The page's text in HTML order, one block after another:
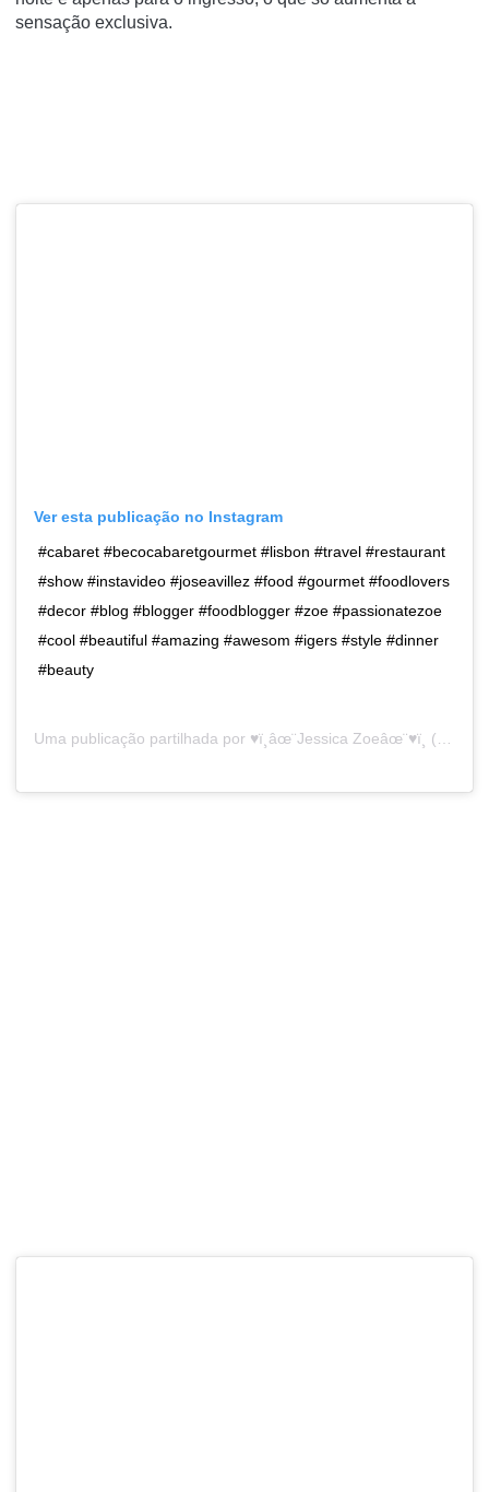
sensação exclusiva.
Ver esta publicação no Instagram
#cabaret #becocabaretgourmet #lisbon #travel #restaurant
#show #instavideo #joseavillez #food #gourmet #foodlovers
#decor #blog #blogger #foodblogger #zoe #passionatezoe
#cool #beautiful #amazing #awesom #igers #style #dinner
#beauty
Uma publicação partilhada por ♥ï¸âœ¨Jessica Zoeâœ¨♥ï¸ (@passionatezoe) a3 de Mar, 2019 às 12:33 PST